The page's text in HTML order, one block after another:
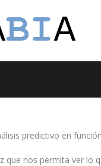
predictivo en
que nos permita ver lo